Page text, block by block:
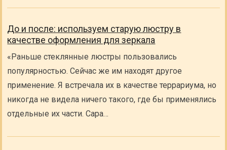
До и после: используем старую люстру в
качестве оформления для зеркала
«Раньше стеклянные люстры пользовались
популярностью. Сейчас же им находят другое
применение. Я встречала их в качестве террариума, но
никогда не видела ничего такого, где бы применялись
отдельные их части. Сара…